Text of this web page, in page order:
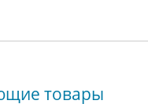
товары